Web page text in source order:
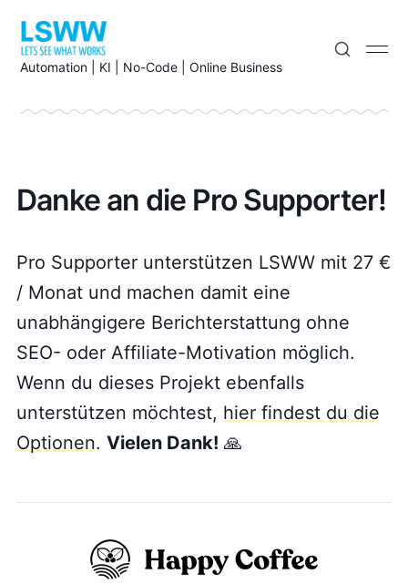
Automation | KI | No-Code | Online Business
Danke an die Pro Supporter!
Pro Supporter unterstützen LSWW mit 27 €
/ Monat und machen damit eine
unabhängigere Berichterstattung ohne
SEO- oder Affiliate-Motivation möglich.
Wenn du dieses Projekt ebenfalls
unterstützen möchtest, hier findest du die
Optionen. Vielen Dank! 🙏